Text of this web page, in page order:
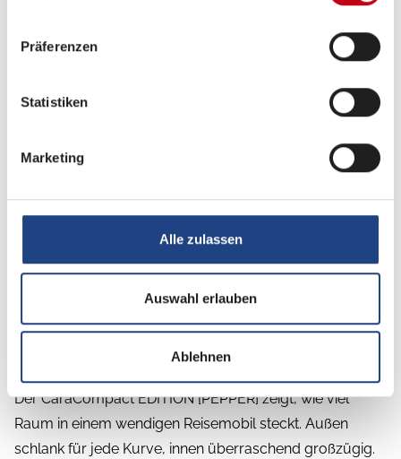
Präferenzen
Statistiken
Marketing
Alle zulassen
Auswahl erlauben
Ablehnen
Tag
Beschreibung
Der CaraCompact EDITION [PEPPER] zeigt, wie viel
Raum in einem wendigen Reisemobil steckt. Außen
schlank für jede Kurve, innen überraschend großzügig.